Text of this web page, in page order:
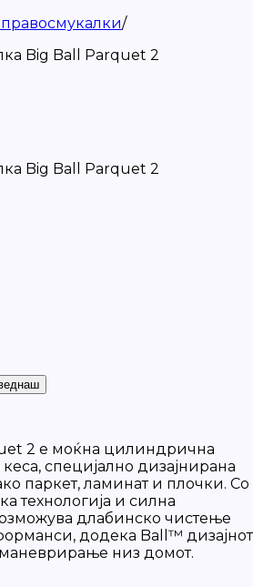
/
Big Ball Parquet 2
Big Ball Parquet 2
2 е моќна цилиндрична
специјално дизајнирана
паркет, ламинат и плочки. Со
технологија и силна
длабинско чистење
додека Ball™ дизајнот
низ домот.